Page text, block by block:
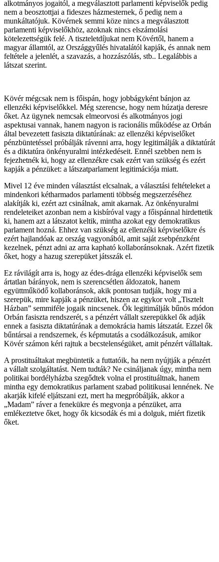
alkotmányos jogaitól, a megválasztott parlamenti képviselők pedig
nem a beosztottjai a fideszes házmesternek, ő pedig nem a
munkáltatójuk. Kövérnek semmi köze nincs a megválasztott
parlamenti képviselőkhöz, azoknak nincs elszámolási
kötelezettségük felé. A tiszteletdíjukat nem Kövértől, hanem a
magyar államtól, az Országgyűlés hivatalától kapják, és annak nem
feltétele a jelenlét, a szavazás, a hozzászólás, stb.. Legalábbis a
látszat szerint.
Kövér mégcsak nem is főispán, hogy jobbágyként bánjon az
ellenzéki képviselőkkel. Még szerencse, hogy nem húzatja deresre
őket. Az ügynek nemcsak elmeorvosi és alkotmányos jogi
aspektusai vannak, hanem nagyon is racionális működése az Orbán
által bevezetett fasiszta diktatúrának: az ellenzéki képviselőket
pénzbüntetéssel próbálják rávenni arra, hogy legitimálják a diktatúrát
és a diktatúra önkényuralmi intézkedéseit. Ennél szebben nem is
fejezhetnék ki, hogy az ellenzékre csak ezért van szükség és ezért
kapják a pénzüket: a látszatparlament legitimációja miatt.
Mivel 12 éve minden választást elcsalnak, a választási feltételeket a
mindenkori kétharmados parlamenti többség megszerzéséhez
alakítják ki, ezért azt csinálnak, amit akarnak. Az önkényuralmi
rendeleteiket azonban nem a kisbíróval vagy a főispánnal hirdettetik
ki, hanem azt a látszatot keltik, mintha azokat egy demokratikus
parlament hozná. Ehhez van szükség az ellenzéki képviselőkre és
ezért hajlandóak az ország vagyonából, amit saját zsebpénzként
kezelnek, pénzt adni az arra kapható kollaboránsoknak. Azért fizetik
őket, hogy a hazug szerepüket játsszák el.
Ez rávilágít arra is, hogy az édes-drága ellenzéki képviselők sem
ártatlan bárányok, nem is szerencsétlen áldozatok, hanem
együttműködő kollaboránsok, akik pontosan tudják, hogy mi a
szerepük, mire kapják a pénzüket, hiszen az egykor volt „Tisztelt
Házban” semmiféle jogaik nincsenek. Ők legitimálják bűnös módon
Orbán fasiszta rendszerét, s a pénzért vállalt szerepükkel ők adják
ennek a fasiszta diktatúrának a demokrácia hamis látszatát. Ezzel ők
bűntársai a rendszernek, és képmutatás a csodálkozásuk, amikor
Kövér számon kéri rajtuk a becstelenségüket, amit pénzért vállaltak.
A prostituáltakat megbüntetik a futtatóik, ha nem nyújtják a pénzért
a vállalt szolgáltatást. Nem tudták? Ne csináljanak úgy, mintha nem
politikai bordélyházba szegődtek volna el prostituáltnak, hanem
mintha egy demokratikus parlament szabad politikusai lennének. Ne
akarják kifelé eljátszani ezt, mert ha megpróbálják, akkor a
„Madam” ráver a fenekükre és megvonja a pénzüket, arra
emlékeztetve őket, hogy ők kicsodák és mi a dolguk, miért fizetik
őket.